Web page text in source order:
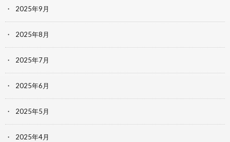
2025年9月
2025年8月
2025年7月
2025年6月
2025年5月
2025年4月